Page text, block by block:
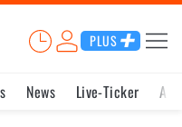
PLUS
News Live-Ticker